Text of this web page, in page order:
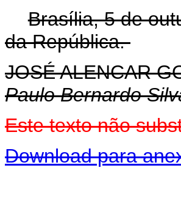
Brasília, 5 de
da República.
JOSÉ ALENCAR
Paulo Bernardo
Este texto não
Download para